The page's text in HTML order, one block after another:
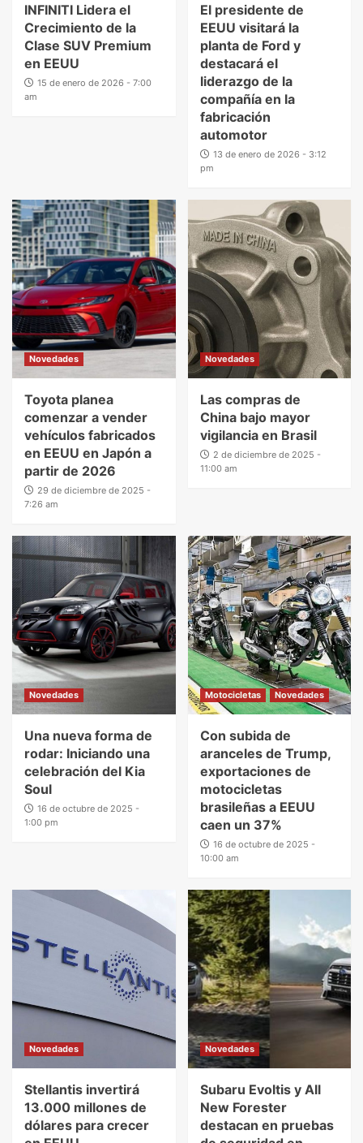
INFINITI Lidera el
Crecimiento de la
Clase SUV Premium
en EEUU
15 de enero de 2026 - 7:00
am
El presidente de
EEUU visitará la
planta de Ford y
destacará el
liderazgo de la
compañía en la
fabricación
automotor
13 de enero de 2026 - 3:12
pm
Novedades
Toyota planea
comenzar a vender
vehículos fabricados
en EEUU en Japón a
partir de 2026
29 de diciembre de 2025 -
7:26 am
Novedades
Las compras de
China bajo mayor
vigilancia en Brasil
2 de diciembre de 2025 -
11:00 am
Novedades
Una nueva forma de
rodar: Iniciando una
celebración del Kia
Soul
16 de octubre de 2025 -
1:00 pm
Motocicletas Novedades
Con subida de
aranceles de Trump,
exportaciones de
motocicletas
brasileñas a EEUU
caen un 37%
16 de octubre de 2025 -
10:00 am
Novedades
Stellantis invertirá
13.000 millones de
dólares para crecer
Novedades
Subaru Evoltis y All
New Forester
destacan en pruebas